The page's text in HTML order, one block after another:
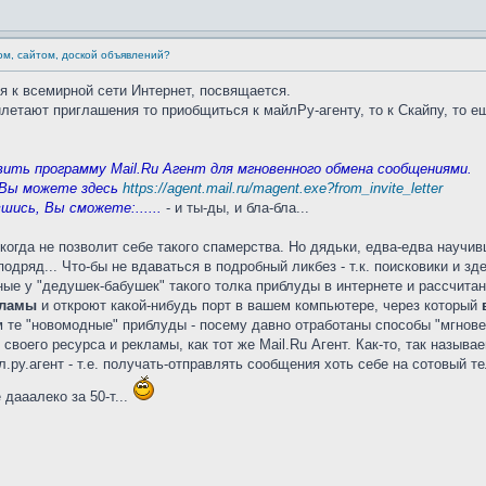
сайтом, доской объявлений?
всемирной сети Интернет, посвящается.
приглашения то приобщиться к майлРу-агенту, то к Скайпу, то
программу Mail.Ru Агент для мгновенного обмена сообщениями.
можете здесь https://agent.mail.ru/magent.exe?from_invite_letter
Вы сможете:...... - и ты-ды, и бла-бла...
не позволит себе такого спамерства. Но дядьки, едва-едва
Что-бы не вдаваться в подробный ликбез - т.к. поисковики и
у "дедушек-бабушек" такого толка приблуды в интернете и
и откроют какой-нибудь порт в вашем компьютере, через который
"новомодные" приблуды - посему давно отработаны способы
ресурса и рекламы, как тот же Mail.Ru Агент. Как-то, так
- т.е. получать-отправлять сообщения хоть себе на сотовый
за 50-т...